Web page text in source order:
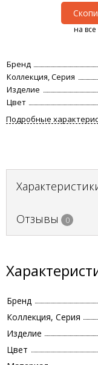
на
Бренд
Коллекция, Серия
Изделие
Цвет
Подробные
Отзывы 0
Бренд
Коллекция, Серия
Изделие
Цвет